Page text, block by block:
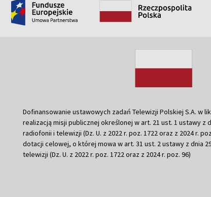
Dofinansowanie ustawowych zadań Telewizji Polskiej S.A. w
realizacją misji publicznej określonej w art. 21 ust. 1 ustawy z
radiofonii i telewizji (Dz. U. z 2022 r. poz. 1722 oraz z 2024 r.
dotacji celowej, o której mowa w art. 31 ust. 2 ustawy z dnia
telewizji (Dz. U. z 2022 r. poz. 1722 oraz z 2024 r. poz. 96)